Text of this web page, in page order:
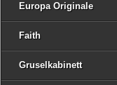
Europa Originale
Faith
Gruselkabinett